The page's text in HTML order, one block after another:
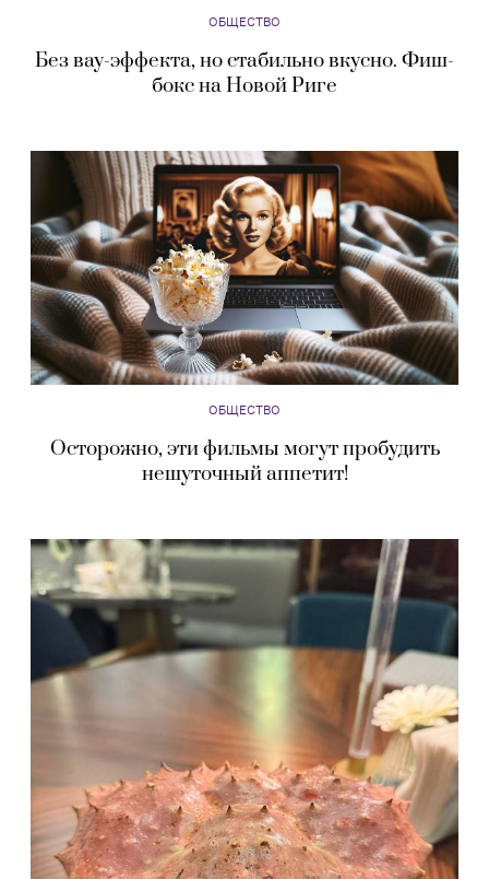
ОБЩЕСТВО
Без вау-эффекта, но стабильно вкусно. Фиш-
бокс на Новой Риге
ОБЩЕСТВО
Осторожно, эти фильмы могут пробудить
нешуточный аппетит!